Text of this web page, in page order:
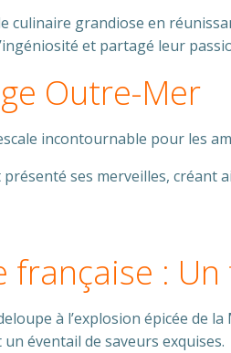
culinaire grandiose en
et partagé leur
Outre-Mer
incontournable pour les
ses merveilles, créant
française :
à l’explosion épicée de
éventail de saveurs exquises.